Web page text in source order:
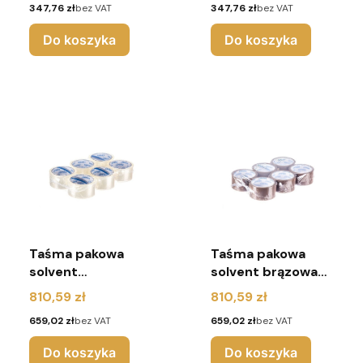
Cena
347,76 złbez VAT
Do koszyka
Cena
347,76 złbez VAT
Do koszyka
Taśma pakowa
solvent
bezbarwna
48/60y - 216sztuk
Cena
810,59 zł
Cena
659,02 złbez VAT
Do koszyka
Taśma pakowa
solvent brązowa
48/60y - 216sztuk
Cena
810,59 zł
Cena
659,02 złbez VAT
Do koszyka